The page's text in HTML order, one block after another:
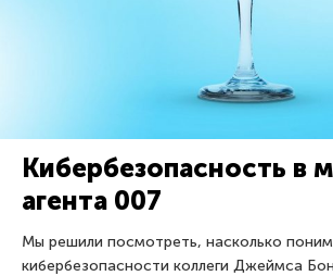
Кибербезопасность в
агента 007
Мы решили посмотреть, насколько
кибербезопасности коллеги Джеймса